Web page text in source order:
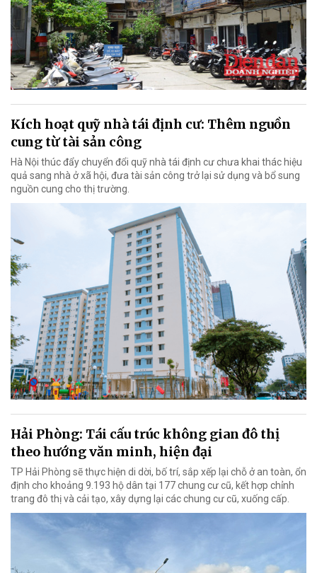
Kích hoạt quỹ nhà tái định cư: Thêm nguồn
cung từ tài sản công
Hà Nội thúc đẩy chuyển đổi quỹ nhà tái định cư chưa khai thác hiệu
quả sang nhà ở xã hội, đưa tài sản công trở lại sử dụng và bổ sung
nguồn cung cho thị trường.
Hải Phòng: Tái cấu trúc không gian đô thị
theo hướng văn minh, hiện đại
TP Hải Phòng sẽ thực hiện di dời, bố trí, sắp xếp lại chỗ ở an toàn, ổn
định cho khoảng 9.193 hộ dân tại 177 chung cư cũ, kết hợp chỉnh
trang đô thị và cải tạo, xây dựng lại các chung cư cũ, xuống cấp.